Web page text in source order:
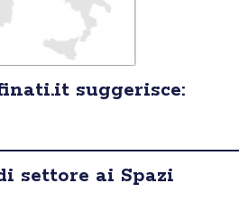
suggerisce:
settore ai Spazi